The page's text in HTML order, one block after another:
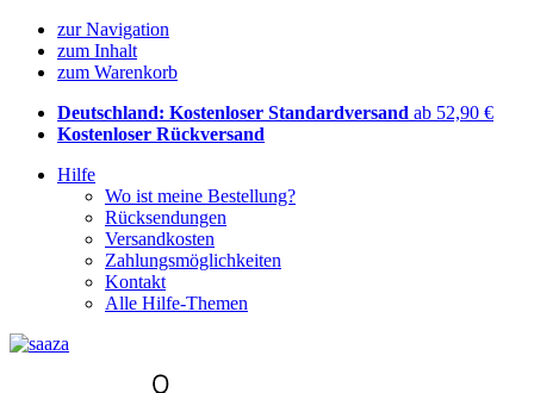
zur Navigation
zum Inhalt
zum Warenkorb
Deutschland: Kostenloser Standardversand ab 52,90 €
Kostenloser Rückversand
Hilfe
Wo ist meine Bestellung?
Rücksendungen
Versandkosten
Zahlungsmöglichkeiten
Kontakt
Alle Hilfe-Themen